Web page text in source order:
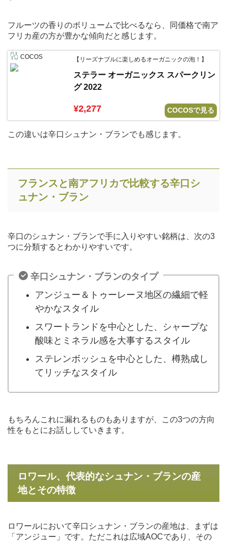
フルーツの香りのボリュームで比べるなら、同価格で南ア
フリカ産の方が豊かな傾向だと感じます。
COCOS 【リーズナブルに楽しめるオーガニックの泡！】
ステラー オーガニックス スパークリン
グ 2022
¥2,277 COCOSで見る
この違いは辛口シュナン・ブランでも感じます。
フランスと南アフリカで比較する辛口シ
ュナン・ブラン
辛口のシュナン・ブランで手に入りやすい銘柄は、次の3
つに分類するとわかりやすいです。
辛口シュナン・ブランのタイプ
アンジュー＆トゥーレーヌ地区の繊細で軽
やかなスタイル
スワートランドを中心とした、シャープな
酸味とミネラル感を大事するスタイル
ステレンボッシュを中心とした、樽熟成し
てリッチなスタイル
もちろんこれに漏れるものもありますが、この3つの方向
性をもとにお話ししていきます。
ロワール、代表的なシュナン・ブランの産
地とその特徴
ロワールにおいて辛口シュナン・ブランの産地は、まずは
「アンジュー」です。ただこれは広域AOCであり、その